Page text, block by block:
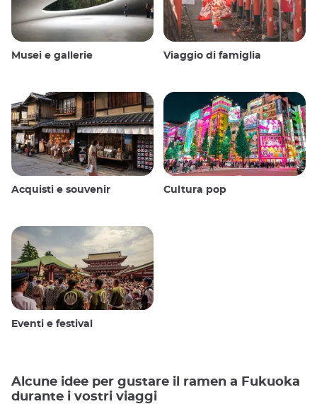
Musei e gallerie Viaggio di famiglia
Acquisti e souvenir Cultura pop
Eventi e festival
Alcune idee per gustare il ramen a Fukuoka
durante i vostri viaggi